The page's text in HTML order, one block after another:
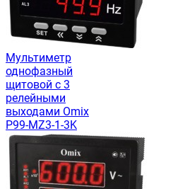
Мультиметр
однофазный
щитовой с 3
релейными
выходами Omix
P99-MZ3-1-3K